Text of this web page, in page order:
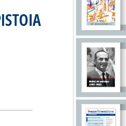
. Pubblicata venerdì 07 agosto
la notizia: 'ALLA SIRTAM